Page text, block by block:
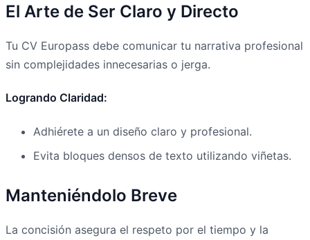
El Arte de Ser Claro y Directo
Tu CV Europass debe comunicar tu narrativa profesional
sin complejidades innecesarias o jerga.
Logrando Claridad:
Adhiérete a un diseño claro y profesional.
Evita bloques densos de texto utilizando viñetas.
Manteniéndolo Breve
La concisión asegura el respeto por el tiempo y la